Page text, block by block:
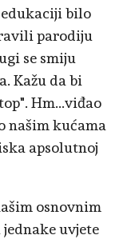
edukaciji bilo
parodiju
se smiju
Kažu da bi
Hm...viđao
našim kućama
apsolutnoj
osnovnim
uvjete